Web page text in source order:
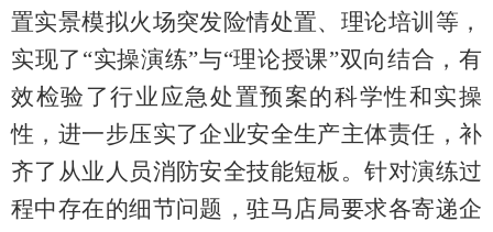
置实景模拟火场突发险情处置、理论培训等，
实现了 “实操演练”与“理论授课”双向结合，有
效检验了行业应急处置预案的科学性和实操
性，进一步压实了企业安全生产主体责任，补
齐了从业人员消防安全技能短板。针对演练过
程中存在的细节问题，驻马店局要求各寄递企